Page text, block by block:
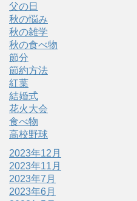
父の日
秋の悩み
秋の雑学
秋の食べ物
節分
節約方法
紅葉
結婚式
花火大会
食べ物
高校野球
2023年12月
2023年11月
2023年7月
2023年6月